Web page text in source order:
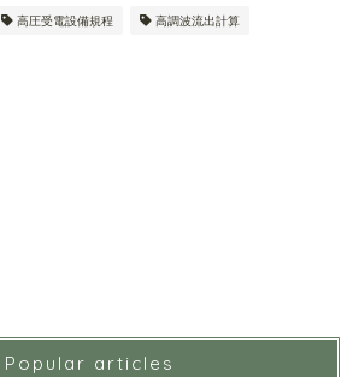
高圧受電設備規程 高調波流出計算
Popular articles